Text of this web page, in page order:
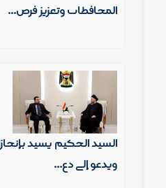
المحافظات وتعزيز فرص...
السيد الحكيم يشيد
ويدعو إلى دع...